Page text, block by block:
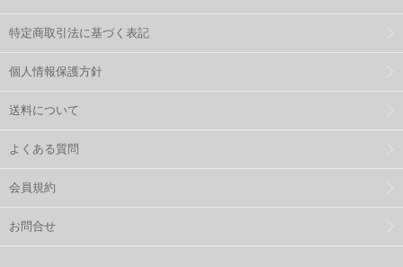
特定商取引法に基づく表記
個人情報保護方針
送料について
よくある質問
会員規約
お問合せ